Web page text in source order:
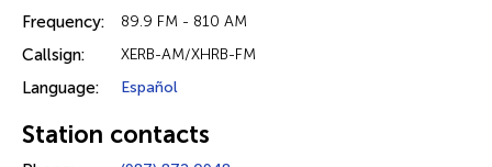
Frequency: 89.9 FM - 810 AM
Callsign: XERB-AM/XHRB-FM
Language: Español
Station contacts